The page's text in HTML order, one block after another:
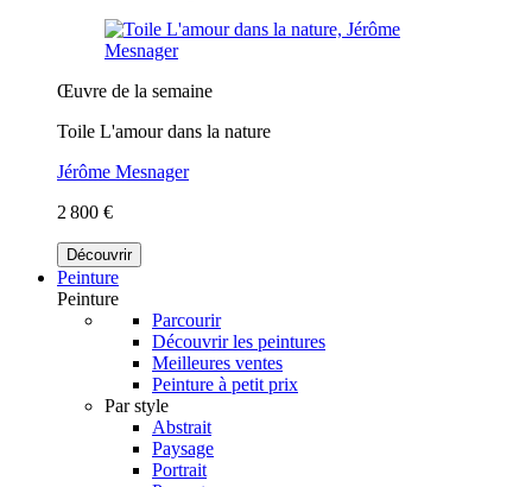
Œuvre de la semaine
Toile L'amour dans la nature
Jérôme Mesnager
2 800 €
Découvrir
Peinture
Peinture
Parcourir
Découvrir les peintures
Meilleures ventes
Peinture à petit prix
Par style
Abstrait
Paysage
Portrait